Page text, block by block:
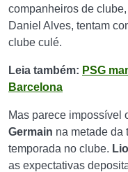
companheiros de
Daniel Alves, tentam
clube culé.
Leia também: PSG
Barcelona
Mas parece impossível
Germain na metade da
temporada no clube.
as expectativas